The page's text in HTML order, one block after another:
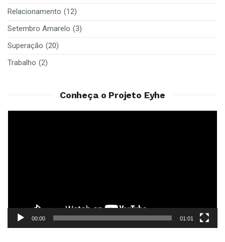
Relacionamento (12)
Setembro Amarelo (3)
Superação (20)
Trabalho (2)
Conheça o Projeto Eyhe
00:00 01:01